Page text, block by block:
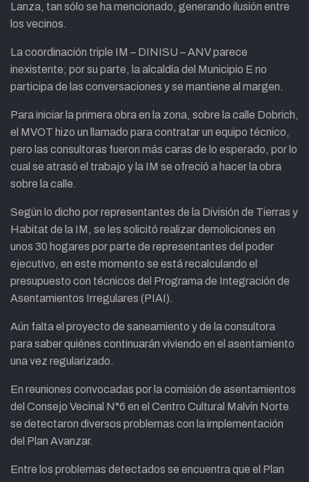
Lanza, tan sólo se ha mencionado, generando ilusión entre
los vecinos.
La coordinación triple IM – DINISU – ANV parece
inexistente; por su parte, la alcaldía del Municipio E no
participa de las conversaciones y se mantiene al margen.
Para iniciar la primera obra en la zona, sobre la calle Dobrich,
el MVOT hizo un llamado para contratar un equipo técnico,
pero las consultoras fueron más caras de lo esperado, por lo
cual se atrasó el trabajo y la IM se ofreció a hacer la obra
sobre la calle.
Según lo dicho por representantes de la División de Tierras y
Habitat de la IM, se les solicitó realizar demoliciones en
unos 30 hogares por parte de representantes del poder
ejecutivo, en este momento se está recalculando el
presupuesto con técnicos del Programa de Integración de
Asentamientos Irregulares (PIAI).
Aún falta el proyecto de saneamiento y de la consultora
para saber quiénes continuarán viviendo en el asentamiento
una vez regularizado.
En reuniones convocadas por la comisión de asentamientos
del Consejo Vecinal N°6 en el Centro Cultural Malvín Norte
se detectaron diversos problemas con la implementación
del Plan Avanzar.
Entre los problemas detectados se encuentra que el Plan